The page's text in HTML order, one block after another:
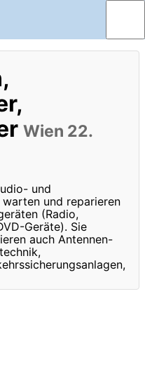
Wien 22.
und
und reparieren
(Radio,
Geräte). Sie
auch Antennen-